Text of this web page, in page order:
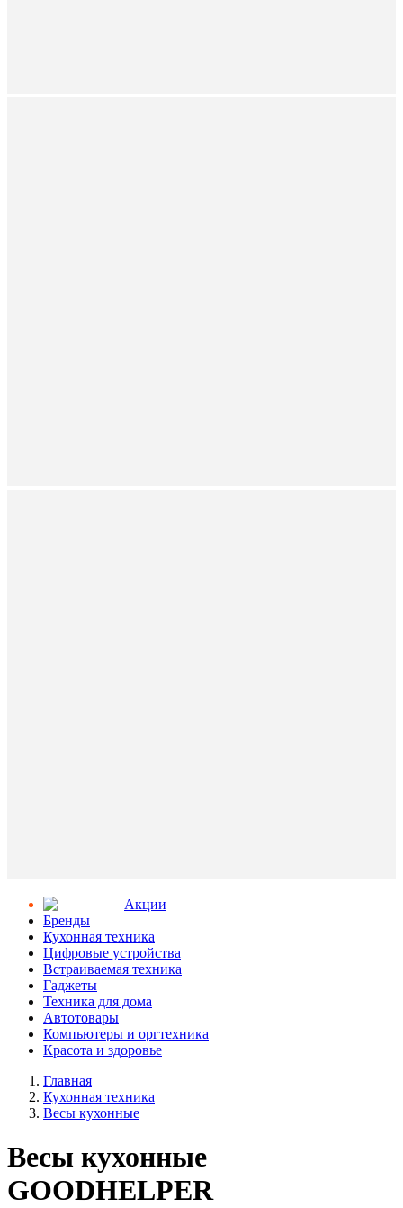
Aкции
Бренды
Кухонная техника
Цифровые устройства
Встраиваемая техника
Гаджеты
Техника для дома
Автотовары
Компьютеры и оргтехника
Красота и здоровье
Главная
Кухонная техника
Весы кухонные
Весы кухонные
GOODHELPER